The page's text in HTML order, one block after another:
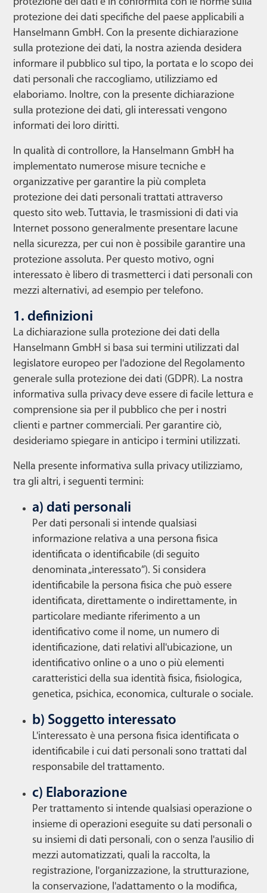
protezione dei dati specifiche del paese applicabili a
Hanselmann GmbH. Con la presente dichiarazione
sulla protezione dei dati, la nostra azienda desidera
informare il pubblico sul tipo, la portata e lo scopo dei
dati personali che raccogliamo, utilizziamo ed
elaboriamo. Inoltre, con la presente dichiarazione
sulla protezione dei dati, gli interessati vengono
informati dei loro diritti.
In qualità di controllore, la Hanselmann GmbH ha
implementato numerose misure tecniche e
organizzative per garantire la più completa
protezione dei dati personali trattati attraverso
questo sito web. Tuttavia, le trasmissioni di dati via
Internet possono generalmente presentare lacune
nella sicurezza, per cui non è possibile garantire una
protezione assoluta. Per questo motivo, ogni
interessato è libero di trasmetterci i dati personali con
mezzi alternativi, ad esempio per telefono.
1. definizioni
La dichiarazione sulla protezione dei dati della
Hanselmann GmbH si basa sui termini utilizzati dal
legislatore europeo per l'adozione del Regolamento
generale sulla protezione dei dati (GDPR). La nostra
informativa sulla privacy deve essere di facile lettura e
comprensione sia per il pubblico che per i nostri
clienti e partner commerciali. Per garantire ciò,
desideriamo spiegare in anticipo i termini utilizzati.
Nella presente informativa sulla privacy utilizziamo,
tra gli altri, i seguenti termini:
a) dati personali
Per dati personali si intende qualsiasi
informazione relativa a una persona fisica
identificata o identificabile (di seguito
denominata „interessato“). Si considera
identificabile la persona fisica che può essere
identificata, direttamente o indirettamente, in
particolare mediante riferimento a un
identificativo come il nome, un numero di
identificazione, dati relativi all'ubicazione, un
identificativo online o a uno o più elementi
caratteristici della sua identità fisica, fisiologica,
genetica, psichica, economica, culturale o sociale.
b) Soggetto interessato
L'interessato è una persona fisica identificata o
identificabile i cui dati personali sono trattati dal
responsabile del trattamento.
c) Elaborazione
Per trattamento si intende qualsiasi operazione o
insieme di operazioni eseguite su dati personali o
su insiemi di dati personali, con o senza l'ausilio di
mezzi automatizzati, quali la raccolta, la
registrazione, l'organizzazione, la strutturazione,
la conservazione, l'adattamento o la modifica,